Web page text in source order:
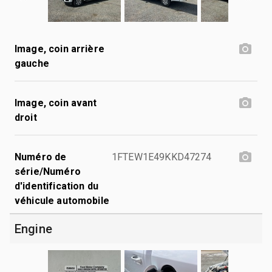
Image, coin arrière
gauche
Image, coin avant
droit
Numéro de
série/Numéro
d'identification du
véhicule automobile
1FTEW1E49KKD47274
Engine